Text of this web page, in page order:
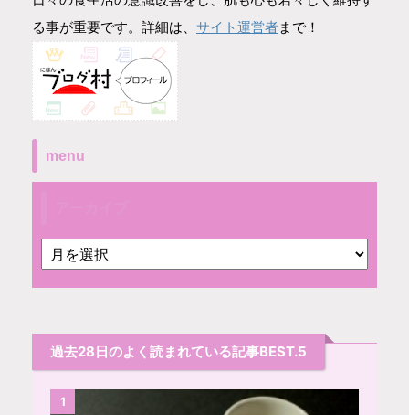
る事が重要です。詳細は、 サイト運営者まで！
menu
過去28日のよく読まれている記事BEST.5
1